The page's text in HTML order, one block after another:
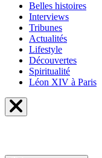
Belles histoires
Interviews
Tribunes
Actualités
Lifestyle
Découvertes
Spiritualité
Léon XIV à Paris